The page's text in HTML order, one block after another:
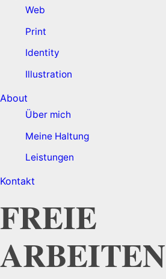
Web
Print
Identity
Illustration
About
Über mich
Meine Haltung
Leistungen
Kontakt
FREIE
ARBEITEN